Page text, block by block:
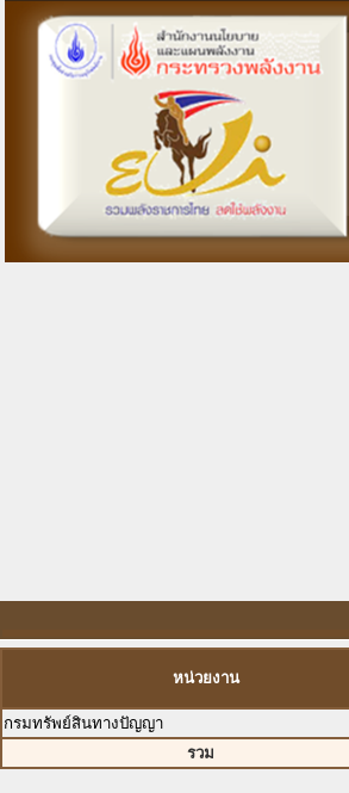
หน่วยงาน
กรมทรัพย์สินทางปัญญา
รวม